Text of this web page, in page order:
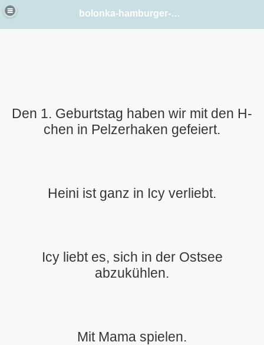
bolonka-hamburger-elbstrand
Den 1. Geburtstag haben wir mit den H-
chen in Pelzerhaken gefeiert.
Heini ist ganz in Icy verliebt.
Icy liebt es, sich in der Ostsee
abzukühlen.
Mit Mama spielen.